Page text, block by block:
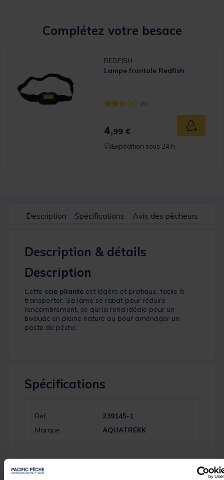
Complétez votre besace
REDFISH
Lampe frontale Redfish
[object Object] out of 5 Customer
(6)
4,99 € Ajouter
Expédition sous 24 h
Description Spécifications Avis des pêcheurs
Description & détails
Description
Cette scie pliante est légère et pratique, facile à
transporter. Sa lame se rabat pour réduire
l’encombrement, ce qui la rend idéale pour un
bivouac en pleine nature ou pour aménager un
poste de pêche.
Spécifications
Réf.
239145-1
Marque
AQUATREKK